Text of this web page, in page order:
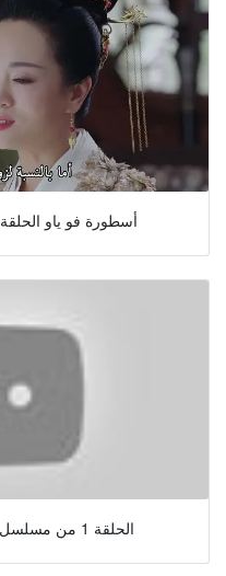
أسطورة فو ياو الحلقة 35 مترجمة جاونتر آسيا شو
الحلقة 1 من مسلسل اسطورة ساوتشى مترجمة